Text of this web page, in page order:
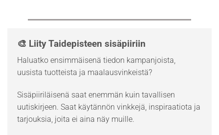
🎨 Liity Taidepisteen sisäpiiriin
Haluatko ensimmäisenä tiedon kampanjoista,
uusista tuotteista ja maalausvinkeistä?
Sisäpiiriläisenä saat enemmän kuin tavallisen
uutiskirjeen. Saat käytännön vinkkejä, inspiraatiota ja
tarjouksia, joita ei aina näy muille.